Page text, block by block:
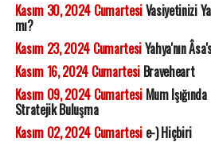
Kasım 30, 2024 CumartesiVasiyetinizi
mı?
Kasım 23, 2024 CumartesiYahya'nın
Kasım 16, 2024 CumartesiBraveheart
Kasım 09, 2024 CumartesiMum Işığında
Stratejik Buluşma
Kasım 02, 2024 Cumartesie-) Hiçbiri